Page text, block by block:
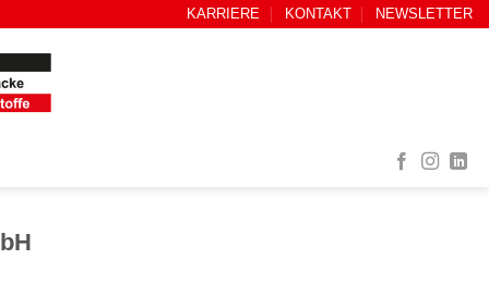
KARRIERE KONTAKT NEWSLETTER